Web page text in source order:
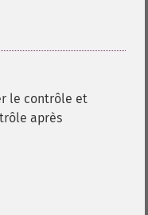
le contrôle et
après